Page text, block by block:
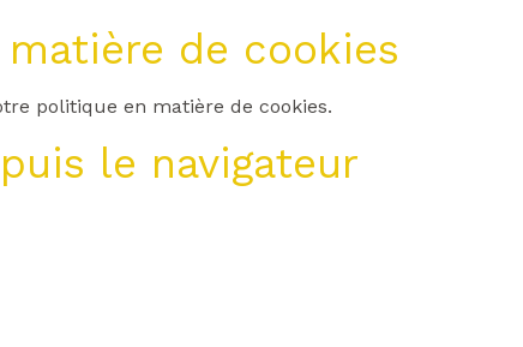
de cookies
politique en matière de cookies.
le navigateur